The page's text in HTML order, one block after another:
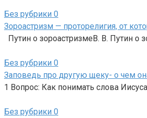
Без рубрики 0
Зороастризм — проторелигия, от
Путин о зороастризмеВ. В. Путин о
Без рубрики 0
Заповедь про другую щеку- о чем
1 Вопрос: Как понимать слова
Без рубрики 0